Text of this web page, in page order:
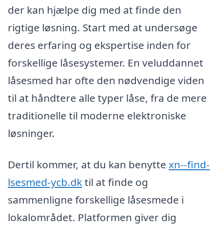
der kan hjælpe dig med at finde den
rigtige løsning. Start med at undersøge
deres erfaring og ekspertise inden for
forskellige låsesystemer. En veluddannet
låsesmed har ofte den nødvendige viden
til at håndtere alle typer låse, fra de mere
traditionelle til moderne elektroniske
løsninger.
Dertil kommer, at du kan benytte xn--find-
lsesmed-ycb.dktil at finde og
sammenligne forskellige låsesmede i
lokalområdet. Platformen giver dig